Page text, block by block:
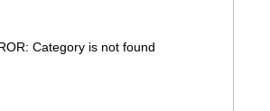
Category is not found